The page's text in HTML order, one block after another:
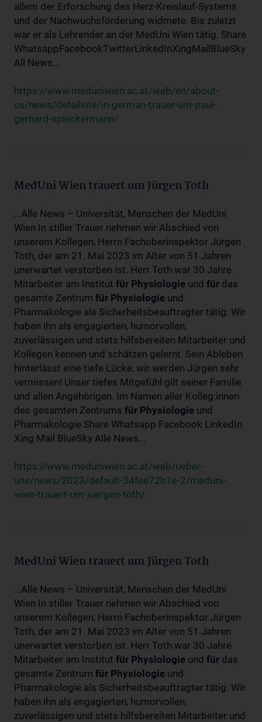
allem der Erforschung des Herz-Kreislauf-Systems
und der Nachwuchsförderung widmete. Bis zuletzt
war er als Lehrender an der MedUni Wien tätig. Share
WhatsappFacebookTwitterLinkedInXingMailBlueSky
All News...
https://www.meduniwien.ac.at/web/en/about-
us/news/detailsite/in-german-trauer-um-paul-
gerhard-spieckermann/
MedUni Wien trauert um Jürgen Toth
...Alle News – Universität, Menschen der MedUni
Wien In stiller Trauer nehmen wir Abschied von
unserem Kollegen, Herrn Fachoberinspektor Jürgen
Toth, der am 21. Mai 2023 im Alter von 51 Jahren
unerwartet verstorben ist. Herr Toth war 30 Jahre
Mitarbeiter am Institut für Physiologie und für das
gesamte Zentrum für Physiologie und
Pharmakologie als Sicherheitsbeauftragter tätig. Wir
haben ihn als engagierten, humorvollen,
zuverlässigen und stets hilfsbereiten Mitarbeiter und
Kollegen kennen und schätzen gelernt. Sein Ableben
hinterlässt eine tiefe Lücke, wir werden Jürgen sehr
vermissen! Unser tiefes Mitgefühl gilt seiner Familie
und allen Angehörigen. Im Namen aller Kolleg:innen
des gesamten Zentrums für Physiologie und
Pharmakologie Share Whatsapp Facebook LinkedIn
Xing Mail BlueSky Alle News...
https://www.meduniwien.ac.at/web/ueber-
uns/news/2023/default-34fee72b1e-2/meduni-
wien-trauert-um-juergen-toth/
MedUni Wien trauert um Jürgen Toth
...Alle News – Universität, Menschen der MedUni
Wien In stiller Trauer nehmen wir Abschied von
unserem Kollegen, Herrn Fachoberinspektor Jürgen
Toth, der am 21. Mai 2023 im Alter von 51 Jahren
unerwartet verstorben ist. Herr Toth war 30 Jahre
Mitarbeiter am Institut für Physiologie und für das
gesamte Zentrum für Physiologie und
Pharmakologie als Sicherheitsbeauftragter tätig. Wir
haben ihn als engagierten, humorvollen,
zuverlässigen und stets hilfsbereiten Mitarbeiter und